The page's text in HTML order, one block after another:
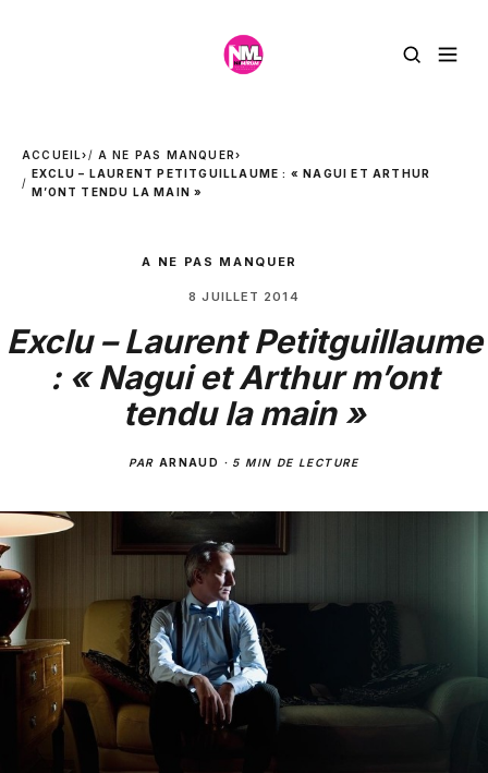
ACCUEIL› A NE PAS MANQUER›
EXCLU – LAURENT PETITGUILLAUME : « NAGUI ET ARTHUR
M’ONT TENDU LA MAIN »
A NE PAS MANQUER
8 JUILLET 2014
Exclu – Laurent Petitguillaume
: « Nagui et Arthur m’ont
tendu la main »
PAR ARNAUD · 5 MIN DE LECTURE